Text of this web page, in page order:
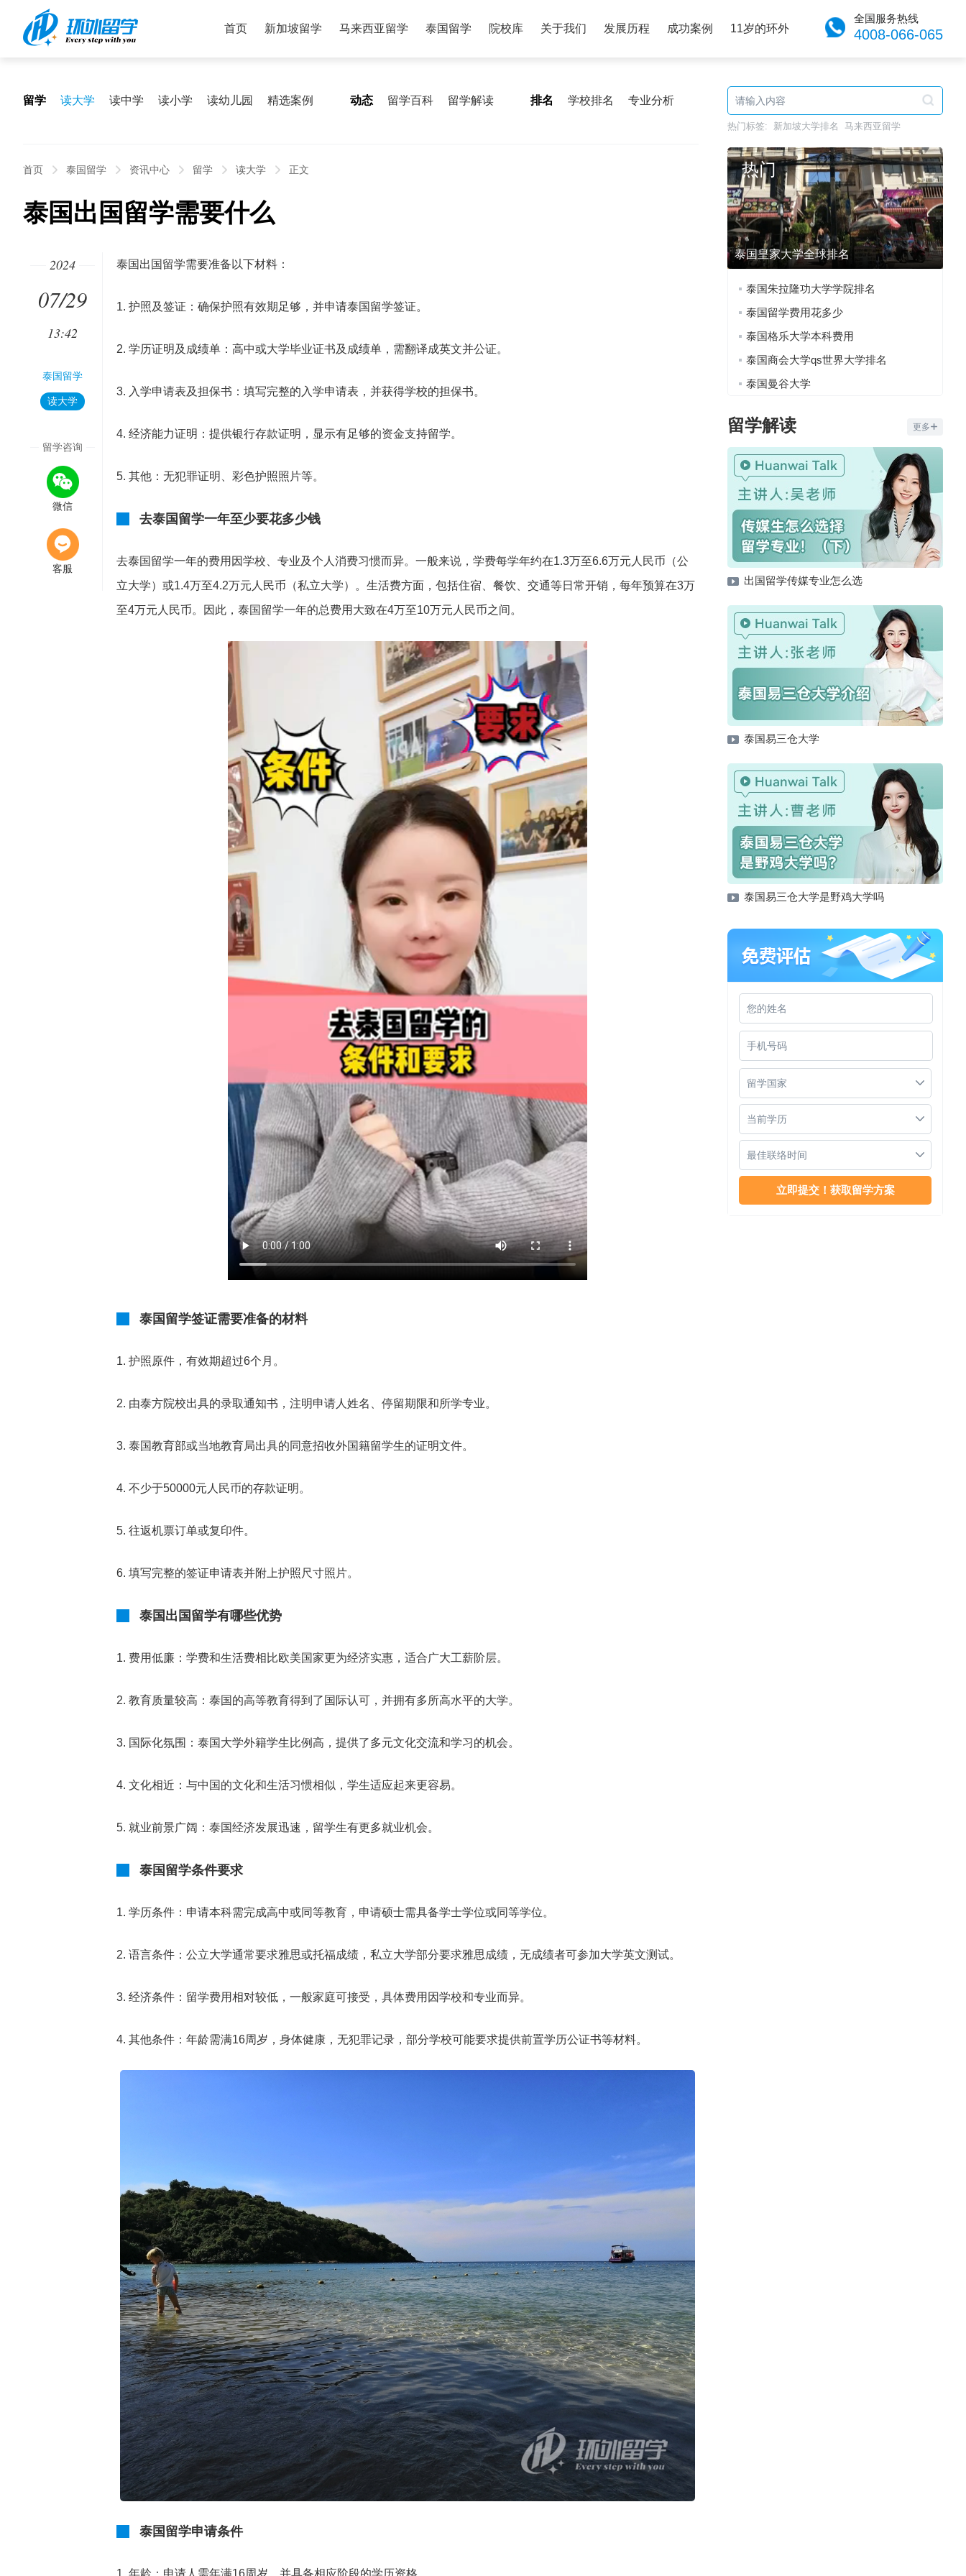
首页 新加坡留学 马来西亚留学 泰国留学 院校库 关于我们 发展历程 成功案例 11岁的环外
全国服务热线
4008-066-065
留学 读大学 读中学 读小学 读幼儿园 精选案例 动态 留学百科 留学解读 排名 学校排名 专业分析
首页 泰国留学 资讯中心 留学 读大学 正文
泰国出国留学需要什么
泰国出国留学需要准备以下材料：
1. 护照及签证：确保护照有效期足够，并申请泰国留学签证。
2. 学历证明及成绩单：高中或大学毕业证书及成绩单，需翻译成英文并公证。
3. 入学申请表及担保书：填写完整的入学申请表，并获得学校的担保书。
4. 经济能力证明：提供银行存款证明，显示有足够的资金支持留学。
5. 其他：无犯罪证明、彩色护照照片等。
去泰国留学一年至少要花多少钱
去泰国留学一年的费用因学校、专业及个人消费习惯而异。一般来说，学费每学年约在1.3万至6.6万元人民币（公
立大学）或1.4万至4.2万元人民币（私立大学）。生活费方面，包括住宿、餐饮、交通等日常开销，每年预算在3万
至4万元人民币。因此，泰国留学一年的总费用大致在4万至10万元人民币之间。
泰国留学签证需要准备的材料
1. 护照原件，有效期超过6个月。
2. 由泰方院校出具的录取通知书，注明申请人姓名、停留期限和所学专业。
3. 泰国教育部或当地教育局出具的同意招收外国籍留学生的证明文件。
4. 不少于50000元人民币的存款证明。
5. 往返机票订单或复印件。
6. 填写完整的签证申请表并附上护照尺寸照片。
泰国出国留学有哪些优势
1. 费用低廉：学费和生活费相比欧美国家更为经济实惠，适合广大工薪阶层。
2. 教育质量较高：泰国的高等教育得到了国际认可，并拥有多所高水平的大学。
3. 国际化氛围：泰国大学外籍学生比例高，提供了多元文化交流和学习的机会。
4. 文化相近：与中国的文化和生活习惯相似，学生适应起来更容易。
5. 就业前景广阔：泰国经济发展迅速，留学生有更多就业机会。
泰国留学条件要求
1. 学历条件：申请本科需完成高中或同等教育，申请硕士需具备学士学位或同等学位。
2. 语言条件：公立大学通常要求雅思或托福成绩，私立大学部分要求雅思成绩，无成绩者可参加大学英文测试。
3. 经济条件：留学费用相对较低，一般家庭可接受，具体费用因学校和专业而异。
4. 其他条件：年龄需满16周岁，身体健康，无犯罪记录，部分学校可能要求提供前置学历公证书等材料。
泰国留学申请条件
1. 年龄：申请人需年满16周岁，并具备相应阶段的学历资格。
2024
07/29
13:42
泰国留学
读大学
留学咨询
微信
客服
热门标签: 新加坡大学排名 马来西亚留学
热门
泰国皇家大学全球排名
泰国朱拉隆功大学学院排名
泰国留学费用花多少
泰国格乐大学本科费用
泰国商会大学qs世界大学排名
泰国曼谷大学
留学解读 更多
出国留学传媒专业怎么选
泰国易三仓大学
泰国易三仓大学是野鸡大学吗
EDD和PHD有什么区别
留学国家
当前学历
最佳联络时间